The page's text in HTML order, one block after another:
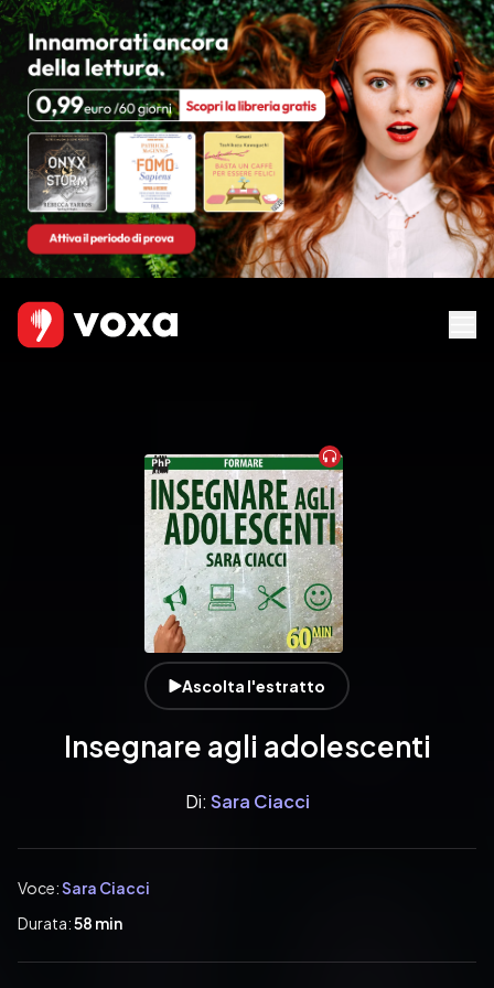
Audiobook
Ascolta l'estratto
Insegnare agli adolescenti
Di: Sara Ciacci
Voce:Sara Ciacci
Durata:58 min